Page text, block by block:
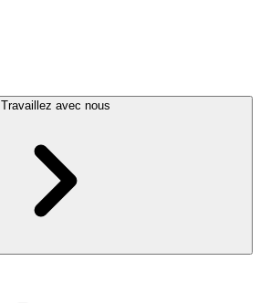
Travaillez avec nous